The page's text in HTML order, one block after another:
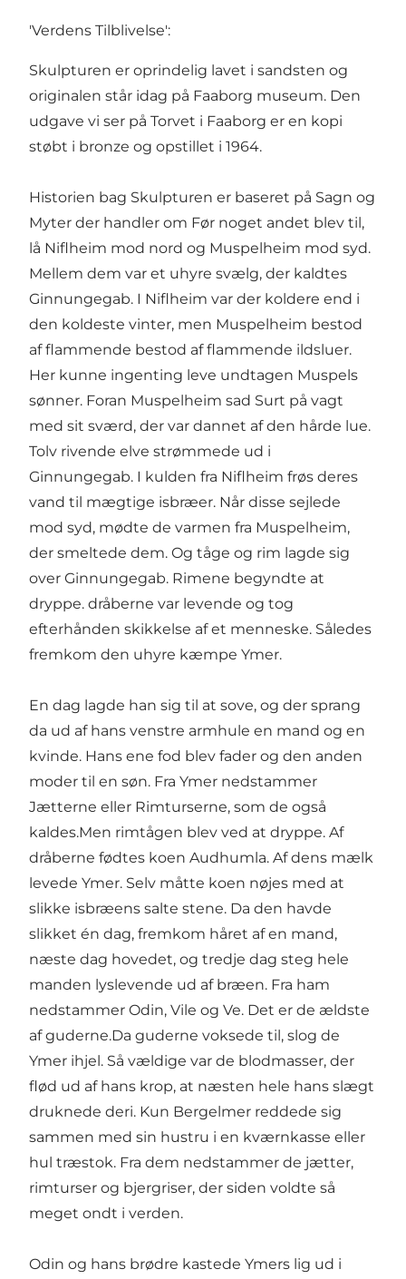
'Verdens Tilblivelse':
Skulpturen er oprindelig lavet i sandsten og
originalen står idag på Faaborg museum. Den
udgave vi ser på Torvet i Faaborg er en kopi
støbt i bronze og opstillet i 1964.
Historien bag Skulpturen er baseret på Sagn og
Myter der handler om Før noget andet blev til,
lå Niflheim mod nord og Muspelheim mod syd.
Mellem dem var et uhyre svælg, der kaldtes
Ginnungegab. I Niflheim var der koldere end i
den koldeste vinter, men Muspelheim bestod
af flammende bestod af flammende ildsluer.
Her kunne ingenting leve undtagen Muspels
sønner. Foran Muspelheim sad Surt på vagt
med sit sværd, der var dannet af den hårde lue.
Tolv rivende elve strømmede ud i
Ginnungegab. I kulden fra Niflheim frøs deres
vand til mægtige isbræer. Når disse sejlede
mod syd, mødte de varmen fra Muspelheim,
der smeltede dem. Og tåge og rim lagde sig
over Ginnungegab. Rimene begyndte at
dryppe. dråberne var levende og tog
efterhånden skikkelse af et menneske. Således
fremkom den uhyre kæmpe Ymer.
En dag lagde han sig til at sove, og der sprang
da ud af hans venstre armhule en mand og en
kvinde. Hans ene fod blev fader og den anden
moder til en søn. Fra Ymer nedstammer
Jætterne eller Rimturserne, som de også
kaldes.Men rimtågen blev ved at dryppe. Af
dråberne fødtes koen Audhumla. Af dens mælk
levede Ymer. Selv måtte koen nøjes med at
slikke isbræens salte stene. Da den havde
slikket én dag, fremkom håret af en mand,
næste dag hovedet, og tredje dag steg hele
manden lyslevende ud af bræen. Fra ham
nedstammer Odin, Vile og Ve. Det er de ældste
af guderne.Da guderne voksede til, slog de
Ymer ihjel. Så vældige var de blodmasser, der
flød ud af hans krop, at næsten hele hans slægt
druknede deri. Kun Bergelmer reddede sig
sammen med sin hustru i en kværnkasse eller
hul træstok. Fra dem nedstammer de jætter,
rimturser og bjergriser, der siden voldte så
meget ondt i verden.
Odin og hans brødre kastede Ymers lig ud i